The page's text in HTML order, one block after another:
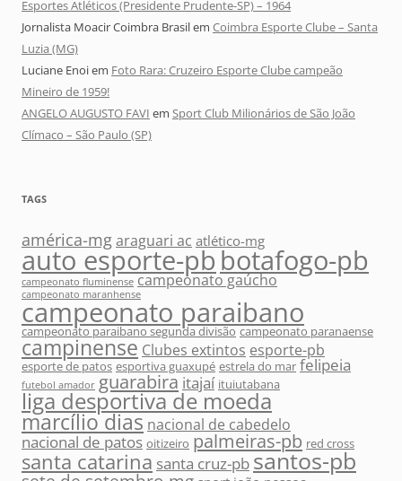
Esportes Atléticos (Presidente Prudente-SP) – 1964
Jornalista Moacir Coimbra Brasilem Coimbra Esporte Clube – Santa
Luzia (MG)
Luciane Enoiem Foto Rara: Cruzeiro Esporte Clube campeão
Mineiro de 1959!
ANGELO AUGUSTO FAVI em Sport Club Milionários de São João
Clímaco – São Paulo (SP)
TAGS
américa-mgaraguari ac atlético-mg
auto esporte-pbbotafogo-pb
campeonato fluminense campeonato gaúcho
campeonato maranhense
campeonato paraibano
campeonato paraibano segunda divisão campeonato paranaense
campinense Clubes extintos esporte-pb
esporte de patos esportiva guaxupé estrela do mar felipeia
futebol amador guarabira itajaí ituiutabana
liga desportiva de moeda
marcílio dias nacional de cabedelo
nacional de patos oitizeiro palmeiras-pb red cross
santa catarina santa cruz-pbsantos-pb